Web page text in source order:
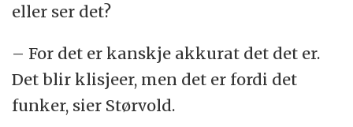
eller ser det?
– For det er kanskje akkurat det det er.
Det blir klisjeer, men det er fordi det
funker, sier Størvold.